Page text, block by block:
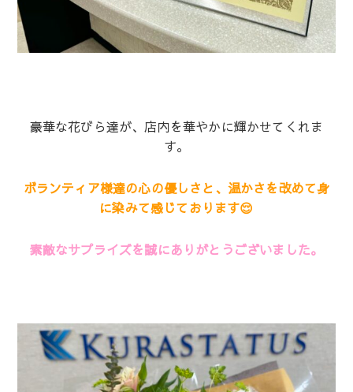
豪華な花びら達が、店内を華やかに輝かせてくれま
す。
ボランティア様達の心の優しさと、温かさを改めて身
に染みて感じております😌
素敵なサプライズを誠にありがとうございました。